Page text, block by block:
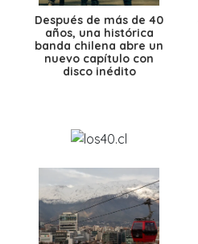
Después de más de 40
años, una histórica
banda chilena abre un
nuevo capítulo con
disco inédito